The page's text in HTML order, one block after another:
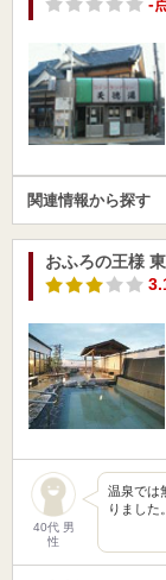
-
関連情報から探す
おふろの王様
40代 男
性
温泉では
りました